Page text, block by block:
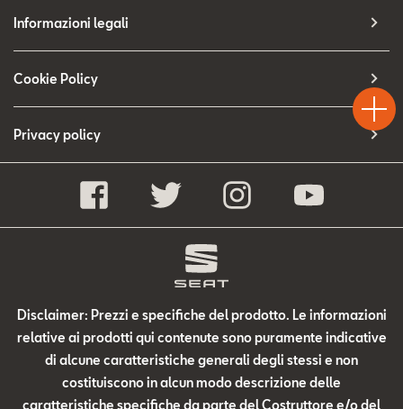
Contatti
Configuratore
Informazioni legali
Cookie Policy
Privacy policy
Disclaimer: Prezzi e specifiche del prodotto. Le informazioni
relative ai prodotti qui contenute sono puramente indicative
di alcune caratteristiche generali degli stessi e non
costituiscono in alcun modo descrizione delle
caratteristiche specifiche da parte del Costruttore e/o del
Drive
Chiama